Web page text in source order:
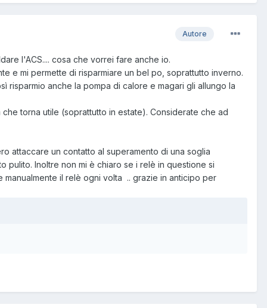
Autore
l'ACS.... cosa che vorrei fare anche io.
e mi permette di risparmiare un bel po, soprattutto inverno.
risparmio anche la pompa di calore e magari gli allungo la
torna utile (soprattutto in estate). Considerate che ad
attaccare un contatto al superamento di una soglia
Inoltre non mi è chiaro se i relè in questione si
il relè ogni volta .. grazie in anticipo per